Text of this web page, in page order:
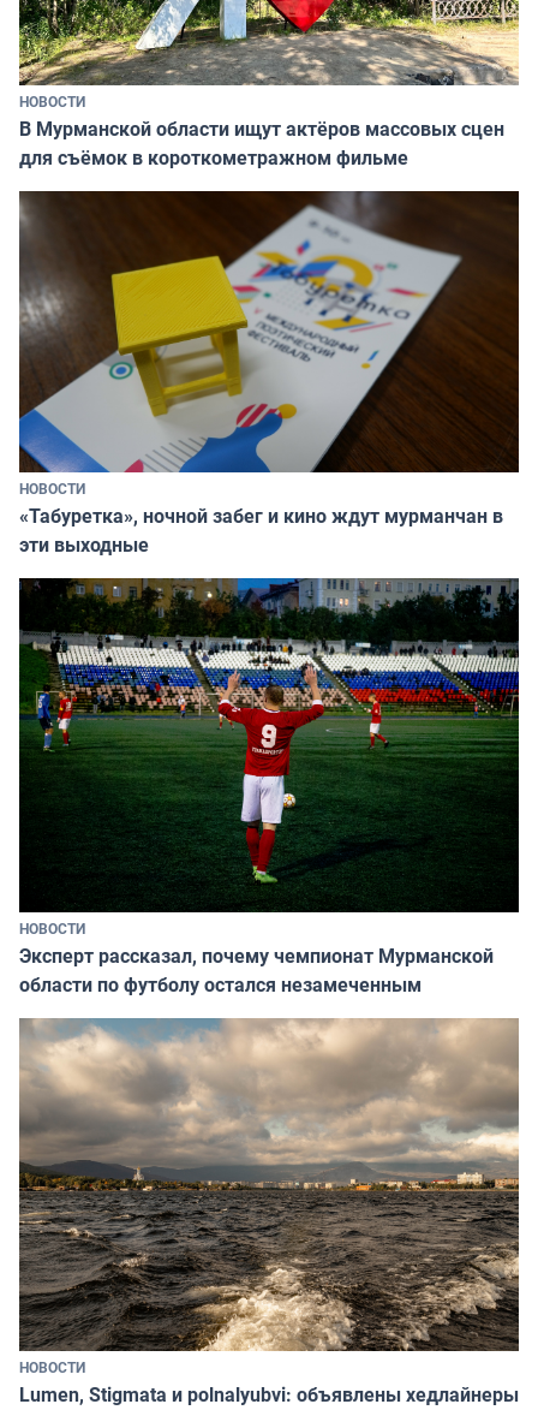
НОВОСТИ
В Мурманской области ищут актёров массовых сцен
для съёмок в короткометражном фильме
НОВОСТИ
«Табуретка», ночной забег и кино ждут мурманчан в
эти выходные
НОВОСТИ
Эксперт рассказал, почему чемпионат Мурманской
области по футболу остался незамеченным
НОВОСТИ
Lumen, Stigmata и polnalyubvi: объявлены хедлайнеры